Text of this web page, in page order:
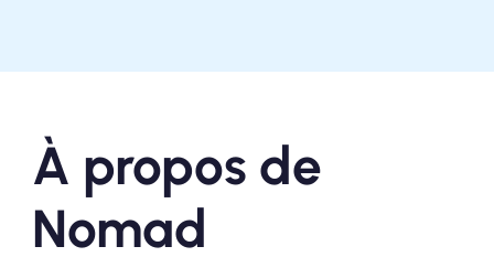
À propos de
Nomad